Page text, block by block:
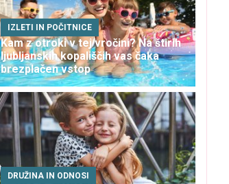
IZLETI IN POČITNICE
Kam z otroki v tej vročini? Na štirih
ljubljanskih kopališčih vas čaka
brezplačen vstop
DRUŽINA IN ODNOSI